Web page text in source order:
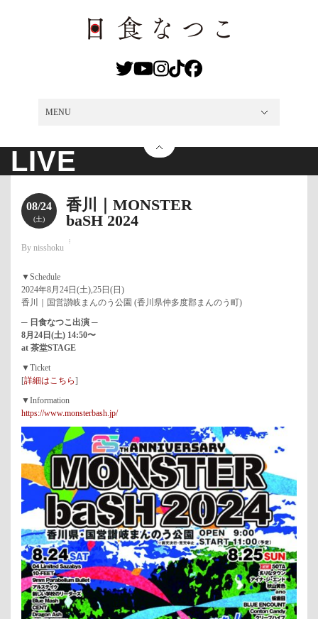
MENU
LIVE
08/24
(土)
香川｜MONSTER
baSH 2024
By nisshoku
▼Schedule
2024年8月24日(土),25日(日)
香川｜国営讃岐まんのう公園 (香川県仲多度郡まんのう町)
─ 日食なつこ出演 ─
8月24日(土) 14:50〜
at 茶堂STAGE
▼Ticket
[詳細はこちら]
▼Information
https://www.monsterbash.jp/